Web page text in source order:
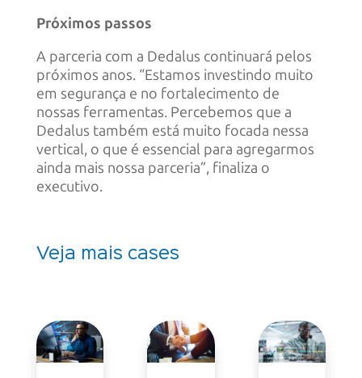
Próximos passos
A parceria com a Dedalus continuará pelos
próximos anos. “Estamos investindo muito
em segurança e no fortalecimento de
nossas ferramentas. Percebemos que a
Dedalus também está muito focada nessa
vertical, o que é essencial para agregarmos
ainda mais nossa parceria”, finaliza o
executivo.
Veja mais cases